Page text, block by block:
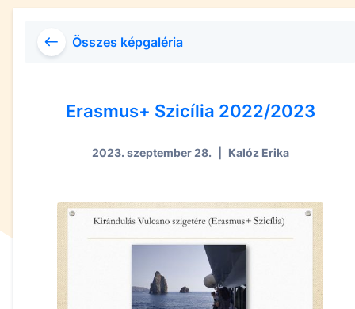
Összes képgaléria
Erasmus+ Szicília 2022/2023
2023. szeptember 28. Kalóz Erika